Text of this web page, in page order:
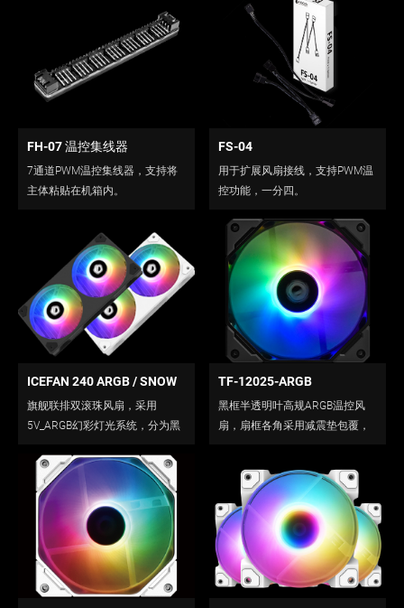
FH-07 温控集线器
7通道PWM温控集线器，支持将
主体粘贴在机箱内。
FS-04
用于扩展风扇接线，支持PWM温
控功能，一分四。
ICEFAN 240 ARGB / SNOW
旗舰联排双滚珠风扇，采用
5V_ARGB幻彩灯光系统，分为黑
TF-12025-ARGB
黑框半透明叶高规ARGB温控风
扇，扇框各角采用减震垫包覆，